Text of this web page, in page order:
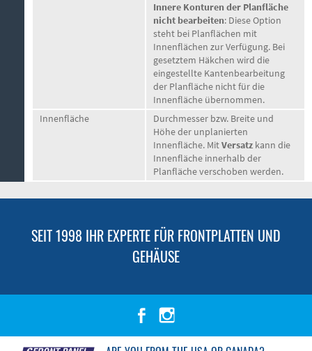
Innere Konturen der Planfläche
nicht bearbeiten: Diese Option
steht bei Planflächen mit
Innenflächen zur Verfügung. Bei
gesetztem Häkchen wird die
eingestellte Kantenbearbeitung
der Planfläche nicht für die
Innenfläche übernommen.
Innenfläche
Durchmesser bzw. Breite und
Höhe der unplanierten
Innenfläche. MitVersatzkann die
Innenfläche innerhalb der
Planfläche verschoben werden.
SEIT 1998 IHR EXPERTE FÜR FRONTPLATTEN UND
GEHÄUSE